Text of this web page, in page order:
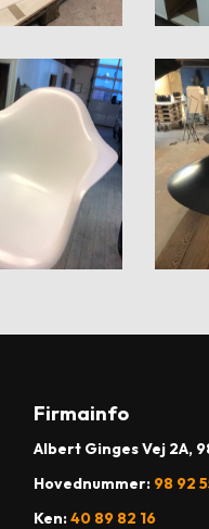
Firmainfo
Albert Ginges Vej 2A,
Hovednummer: 98 92
Ken:40 89 82 16